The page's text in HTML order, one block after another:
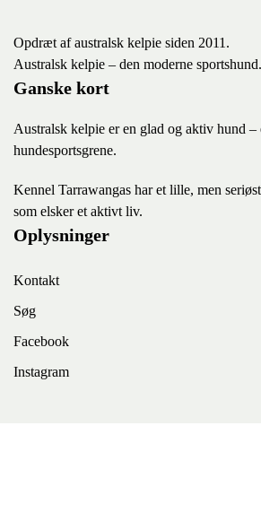
Opdræt af australsk kelpie siden 2011.
Australsk kelpie – den moderne sportshund.
Ganske kort
Australsk kelpie er en glad og aktiv hund
hundesportsgrene.
Kennel Tarrawangas har et lille, men
som elsker et aktivt liv.
Oplysninger
Kontakt
Søg
Facebook
Instagram